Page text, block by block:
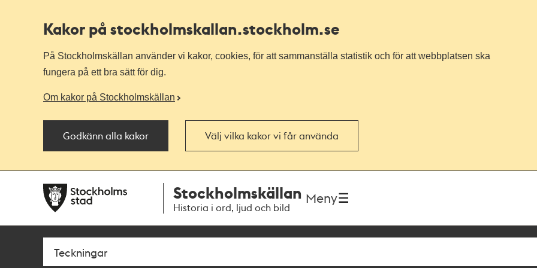
Kakor på stockholmskallan.stockholm.se
På Stockholmskällan använder vi kakor, cookies, för att sammanställa statistik och för att webbplatsen ska
fungera på ett bra sätt för dig.
Om kakor på Stockholmskällan
Godkänn alla kakor Välj vilka kakor vi får använda
navigationen
huvudinnehållet
Stockholmskällan
Historia i ord, ljud och bild
Meny
Sök